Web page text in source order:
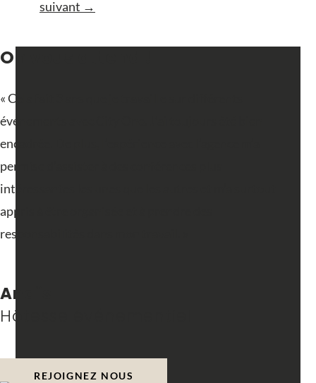
suivant →
On vous attend !
« Cela fait 3 ans que je travaille sur différents
événements avec City One. J’ai toujours été bien
encadrée. De plus, l’expérience avec l’agence m’a
permise d’assister à des conférences plus
intéressantes les unes que les autres et m’a surtout
appris à être organisée et à prendre des
responsabilités dans mon travail. »
Anaïs
Hôtesse événementiel
REJOIGNEZ NOUS